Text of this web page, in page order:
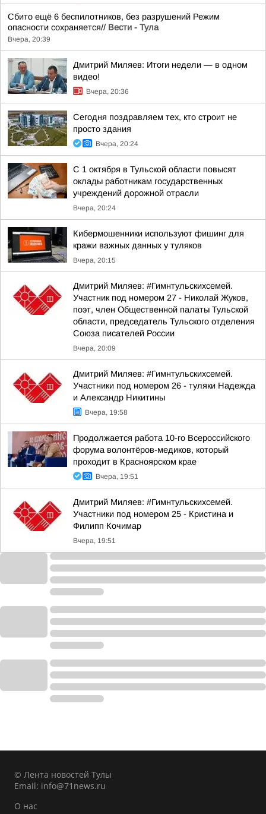
Сбито ещё 6 беспилотников, без разрушений Режим
опасности сохраняется// Вести - Тула
Вчера, 20:39
Дмитрий Миляев: Итоги недели — в одном
видео!
Вчера, 20:36
Сегодня поздравляем тех, кто строит не
просто здания
Вчера, 20:24
С 1 октября в Тульской области повысят
оклады работникам государственных
учреждений дорожной отрасли
Вчера, 20:24
Кибермошенники используют фишинг для
кражи важных данных у туляков
Вчера, 20:15
Дмитрий Миляев: #Гимнтульскихсемей.
Участник под номером 27 - Николай Жуков,
поэт, член Общественной палаты Тульской
области, председатель Тульского отделения
Союза писателей России
Вчера, 20:09
Дмитрий Миляев: #Гимнтульскихсемей.
Участники под номером 26 - туляки Надежда
и Александр Никитины
Вчера, 19:58
Продолжается работа 10-го Всероссийского
форума волонтёров-медиков, который
проходит в Красноярском крае
Вчера, 19:51
Дмитрий Миляев: #Гимнтульскихсемей.
Участники под номером 25 - Кристина и
Филипп Кочимар
Вчера, 19:51
© Лента новостей Тулы
Email: info@71news.ru
О нас